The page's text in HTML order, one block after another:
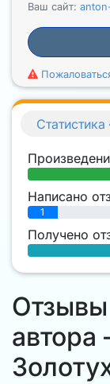
Ваш сайт:
Статистика
Написано
1
Получено